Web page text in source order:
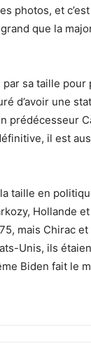
photos, et
que la
sa taille
d’avoir une
prédécesseur
il est
taille en
Hollande
mais Chirac
Unis, ils
Biden fait le